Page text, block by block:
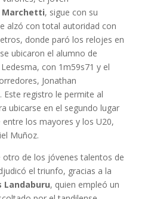
Marchetti, sigue con su
alzó con total autoridad con
donde paró los relojes en
ubicaron el alumno de
con 1m59s71 y el
Jonathan
Este registro le permite al
ubicarse en el segundo lugar
los mayores y los U20,
Muñoz.
otro de los jóvenes talentos de
el triunfo, gracias a la
Landaburu, quien empleó un